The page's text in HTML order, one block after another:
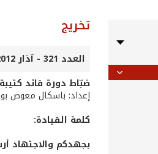
تخريج
العدد 321 - آذار 2012
ضبّاط دورة قائد
إعداد: باسكال معوض
كلمة القيادة:
بجهدكم والاجتهاد